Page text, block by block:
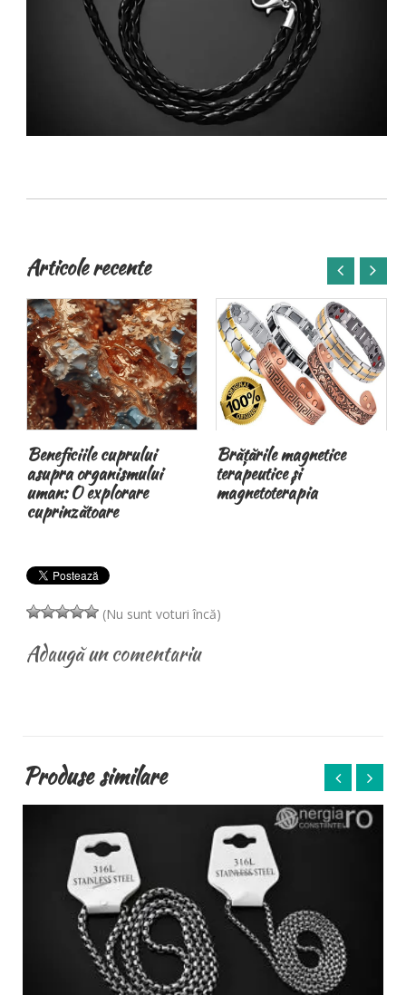
Articole recente
Beneficiile cuprului
asupra organismului
uman: O explorare
cuprinzătoare
Brățările magnetice
terapeutice și
magnetoterapia
(Nu sunt voturi încă)
Adaugă un comentariu
Produse similare